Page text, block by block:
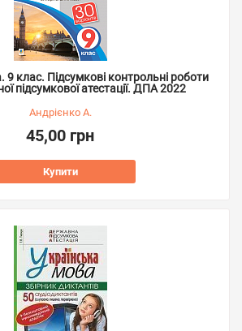
9 клас. Підсумкові контрольні роботи
підсумкової атестації. ДПА 2022
Андрієнко А.
45,00 грн
Купити